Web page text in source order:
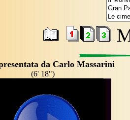
da Carlo Massarini
(6' 18")